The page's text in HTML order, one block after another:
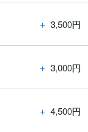
＋ 3,500円
＋ 3,000円
＋ 4,500円